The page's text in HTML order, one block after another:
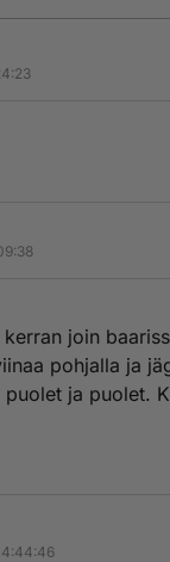
join
pohjalla ja
puolet ja puolet.